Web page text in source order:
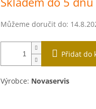
cena:
Můžeme doručit do:
Přidat do
Výrobce: Novaservis